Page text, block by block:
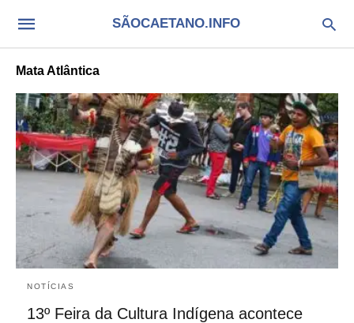
SÃOCAETANO.INFO
Mata Atlântica
NOTÍCIAS
13º Feira da Cultura Indígena acontece